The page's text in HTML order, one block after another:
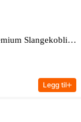
Gardena Premium Slangekobling 19 Mm (3/4")
Legg til